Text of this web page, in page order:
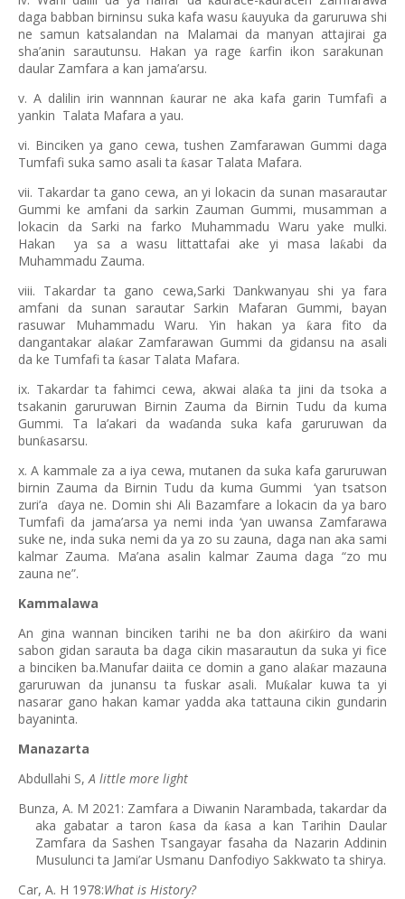
daga babban birninsu suka kafa wasuƙauyuka da garuruwa shi
ne samun katsalandan na Malamai da manyan attajirai ga
sha’anin sarautunsu. Hakan ya rageƙarfin ikon sarakunan
daular Zamfara a kan jama’arsu.
v. A dalilin irin wannnan ƙaurar ne aka kafa garin Tumfafi a
yankin Talata Mafara a yau.
vi. Binciken ya gano cewa, tushen Zamfarawan Gummi daga
Tumfafi suka samo asali ta ƙasar Talata Mafara.
vii. Takardar ta gano cewa, an yi lokacin da sunan masarautar
Gummi ke amfani da sarkin Zauman Gummi, musamman a
lokacin da Sarki na farko Muhammadu Waru yake mulki.
Hakan ya sa a wasu littattafai ake yi masa laƙabi da
Muhammadu Zauma.
viii. Takardar ta gano cewa,Sarki Ɗankwanyau shi ya fara
amfani da sunan sarautar Sarkin Mafaran Gummi, bayan
rasuwar Muhammadu Waru. Yin hakan ya ƙara fito da
dangantakar alaƙar Zamfarawan Gummi da gidansu na asali
da ke Tumfafi ta ƙasar Talata Mafara.
ix. Takardar ta fahimci cewa, akwai alaƙa ta jini da tsoka a
tsakanin garuruwan Birnin Zauma da Birnin Tudu da kuma
Gummi. Ta la’akari da waɗanda suka kafa garuruwan da
bunƙasarsu.
x. A kammale za a iya cewa, mutanen da suka kafa garuruwan
birnin Zauma da Birnin Tudu da kuma Gummi ‘yan tsatson
zuri’a
ɗaya ne. Domin shi Ali Bazamfare a lokacin da ya baro
Tumfafi da jama’arsa ya nemi inda ‘yan uwansa Zamfarawa
suke ne, inda suka nemi da ya zo su zauna, daga nan aka sami
kalmar Zauma. Ma’ana asalin kalmar Zauma daga “zo mu
zauna ne”.
Kammalawa
An gina wannan binciken tarihi ne ba don aƙirƙiro da wani
sabon gidan sarauta ba daga cikin masarautun da suka yi fice
a binciken ba.Manufar daiita ce domin a gano alaƙar mazauna
garuruwan da junansu ta fuskar asali. Muƙalar kuwa ta yi
nasarar gano hakan kamar yadda aka tattauna cikin gundarin
bayaninta.
Manazarta
Abdullahi S,A little more light
Bunza, A. M 2021: Zamfara a Diwanin Narambada, takardar da
aka gabatar a taron ƙasa daƙasa a kan Tarihin Daular
Zamfara da Sashen Tsangayar fasaha da Nazarin Addinin
Musulunci ta Jami’ar Usmanu Danfodiyo Sakkwato ta shirya.
Car, A. H 1978:What is History?